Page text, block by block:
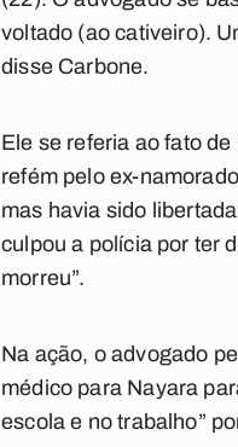
voltado (ao cativeiro).
disse Carbone.
Ele se referia ao fato
refém pelo ex-
mas havia sido
culpou a polícia por ter
morreu”.
Na ação, o advogado
médico para Nayara
escola e no trabalho”